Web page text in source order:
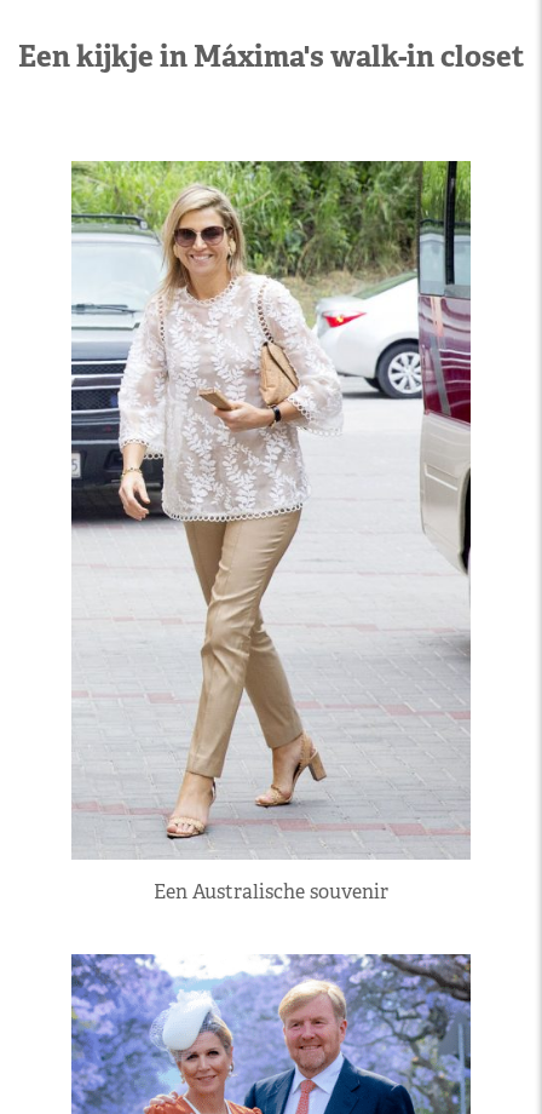
Een kijkje in Máxima's walk-in closet
Een Australische souvenir